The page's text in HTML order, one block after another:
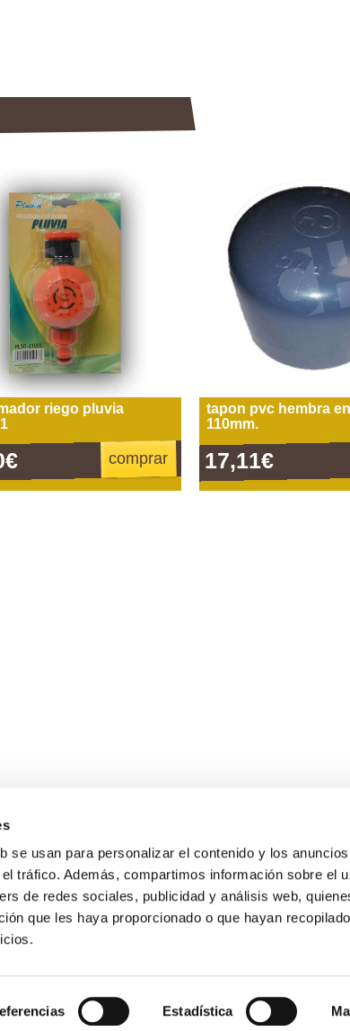
se usan para personalizar el contenido y los
tráfico. Además, compartimos información sobre el
de redes sociales, publicidad y análisis web,
que les haya proporcionado o que hayan
Estadística
riego pluvia
comprar
tapon pvc hembra
110mm.
17,11€
Gastos de envío gratis
para compras superiores a 120 €
9 a 19 h.